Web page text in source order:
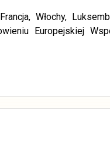
Włochy,
Europejskiej